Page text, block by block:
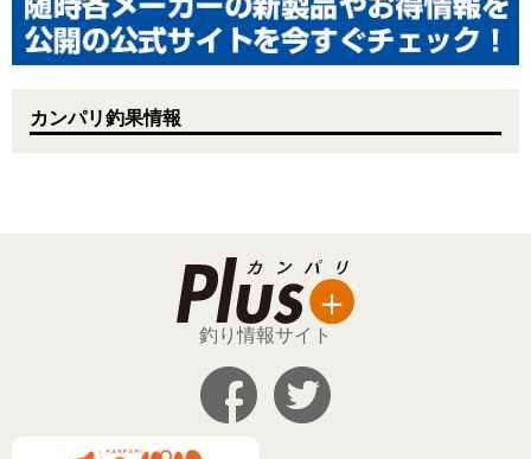
カンパリ釣果情報
釣り情報サイト